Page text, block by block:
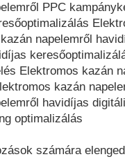
PPC
napelemről
Elektromos kazán
kazán
havidíjas
optimalizálás
számára